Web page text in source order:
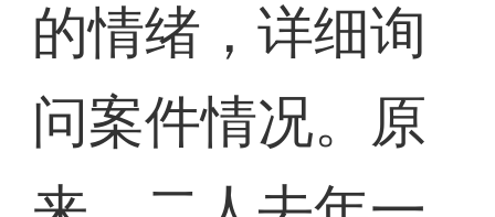
的情绪，详细询
问案件情况。原